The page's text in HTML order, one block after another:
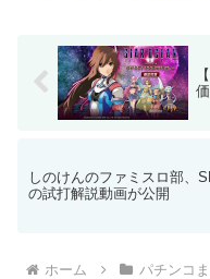
しのけんのファミスロ部、
の試打解説動画が公開
ホーム パチンコ